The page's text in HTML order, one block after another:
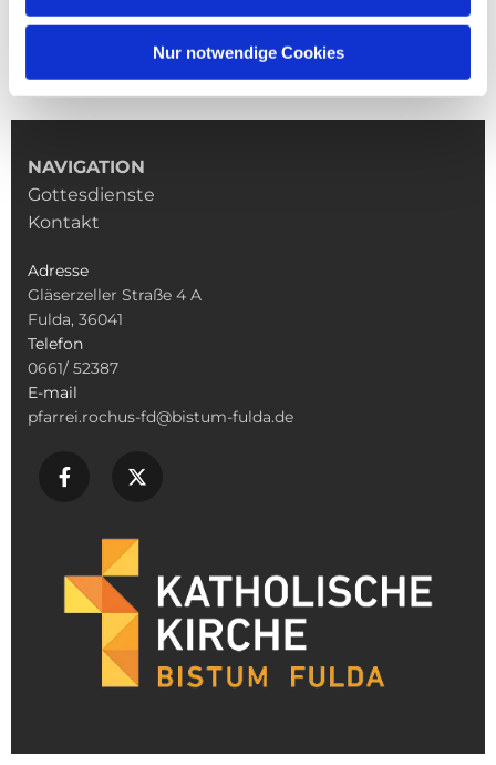
Nur notwendige Cookies
NAVIGATION
Gottesdienste
Kontakt
Adresse
Gläserzeller Straße 4 A
Fulda, 36041
Telefon
0661/ 52387
E-mail
pfarrei.rochus-fd@bistum-fulda.de